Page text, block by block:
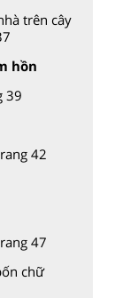
trên cây
hồn
39
42
47
chữ